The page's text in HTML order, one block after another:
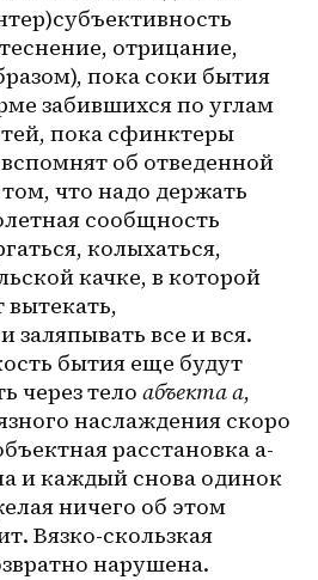
отрицание,
пока соки бытия
забившихся по углам
пока сфинктеры
об отведенной
что надо держать
сообщность
колыхаться,
качке, в которой
вытекать,
заляпывать все и вся.
бытия еще будут
через тело абъекта а,
наслаждения скоро
расстановка а-
и каждый снова одинок
ничего об этом
Вязко-скользкая
нарушена.